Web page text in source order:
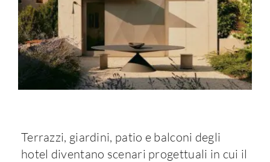
Terrazzi, giardini, patio e balconi degli
hotel diventano scenari progettuali in cui il